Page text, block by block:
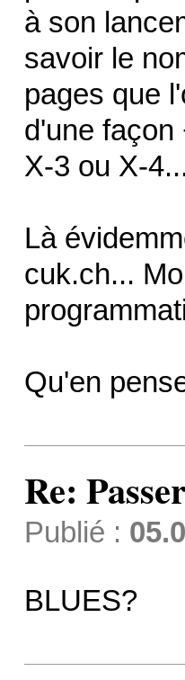
à son
savoir le
pages que
d'une façon
X-3 ou X-
Là
cuk.ch...
Qu'en
Re:
Publié :
BLUES?